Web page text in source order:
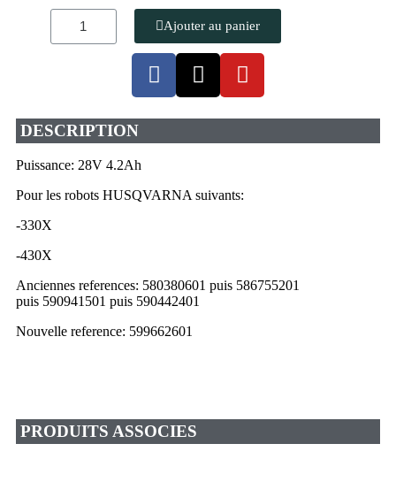
Ajouter au panier
DESCRIPTION
Puissance: 28V 4.2Ah
Pour les robots HUSQVARNA suivants:
-330X
-430X
Anciennes references: 580380601 puis 586755201
puis 590941501 puis 590442401
Nouvelle reference: 599662601
PRODUITS ASSOCIES